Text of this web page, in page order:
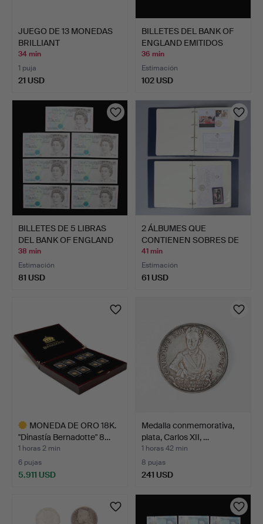
JUEGO DE 13 MONEDAS
BRILLIANT
UNCIRCULATED…
34 min
1 puja
21 USD
BILLETES DEL BANK OF
ENGLAND EMITIDOS
BAJO…
36 min
Estimación
102 USD
BILLETES DE 5 LIBRAS
DEL BANK OF ENGLAND
E…
38 min
Estimación
81 USD
2 ÁLBUMES QUE
CONTIENEN SOBRES DE
PRIMER D…
41 min
Estimación
61 USD
MONEDA DE ORO 18K.
"Dinastía Bernadotte" 8…
1 horas 2 min
6 pujas
5.911 USD
Medalla conmemorativa,
plata, Carlos XII, …
1 horas 42 min
8 pujas
241 USD